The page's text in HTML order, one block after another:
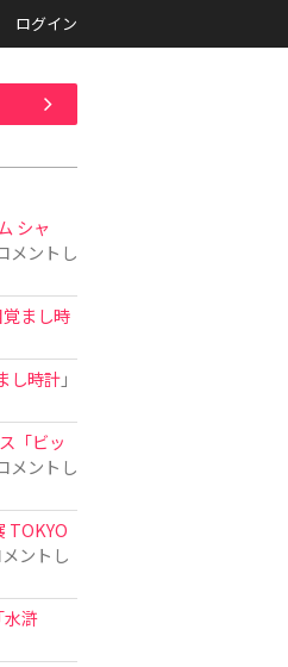
ログイン
シャ
メントし
まし時
し時計」
「ビッ
メントし
TOKYO
ントし
水滸